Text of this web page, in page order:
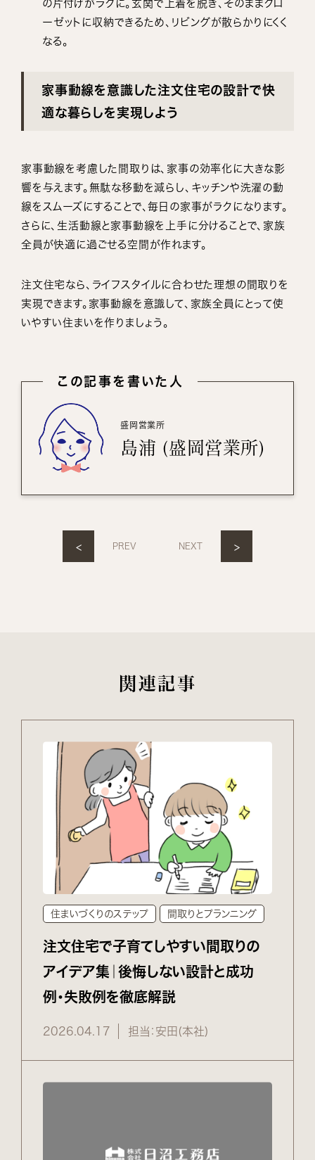
の片付けがラクに。玄関で上着を脱ぎ、そのままクロ
ーゼットに収納できるため、リビングが散らかりにくく
なる。
家事動線を意識した注文住宅の設計で快
適な暮らしを実現しよう
家事動線を考慮した間取りは、家事の効率化に大きな影
響を与えます。無駄な移動を減らし、キッチンや洗濯の動
線をスムーズにすることで、毎日の家事がラクになります。
さらに、生活動線と家事動線を上手に分けることで、家族
全員が快適に過ごせる空間が作れます。
注文住宅なら、ライフスタイルに合わせた理想の間取りを
実現できます。家事動線を意識して、家族全員にとって使
いやすい住まいを作りましょう。
この記事を書いた人
盛岡営業所
島浦 (盛岡営業所)
< PREV >
NEXT
関連記事
住まいづくりのステップ 間取りとプランニング
注文住宅で子育てしやすい間取りの
アイデア集｜後悔しない設計と成功
例・失敗例を徹底解説
2026.04.17 担当：安田(本社)